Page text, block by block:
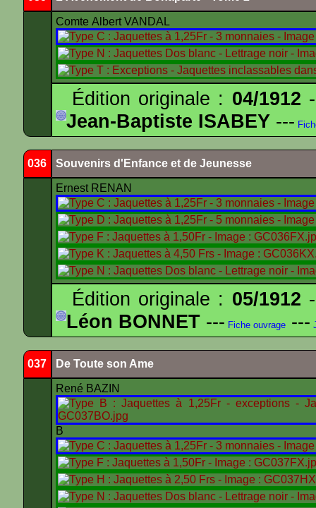
Comte Albert VANDAL
Édition originale : 04/1912
Jean-Baptiste ISABEY ---
036 Souvenirs d'Enfance et de Jeunesse
Ernest RENAN
Édition originale : 05/1912
Léon BONNET --- Fiche ouvrage ---
037 De Toute son Ame
René BAZIN
B